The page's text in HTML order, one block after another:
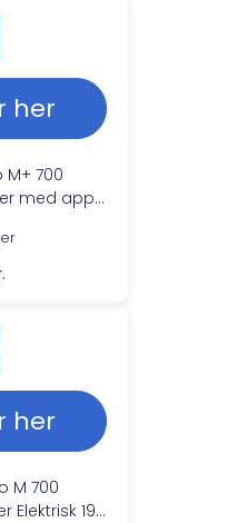
her
700
med app
her
M 700
19